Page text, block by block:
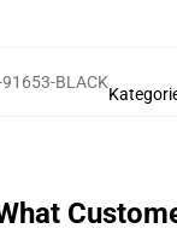
91653-BLACK